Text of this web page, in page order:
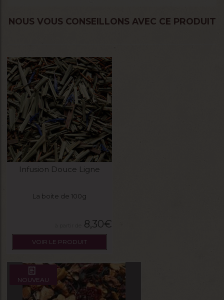
NOUS VOUS CONSEILLONS AVEC CE PRODUIT
Infusion Douce Ligne
La boite de 100g
8,30€
VOIR LE PRODUIT
NOUVEAU